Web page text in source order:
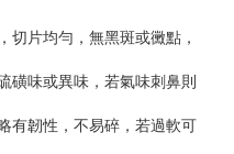
切片均勻，無黑斑或黴點，
磺味或異味，若氣味刺鼻則
有韌性，不易碎，若過軟可